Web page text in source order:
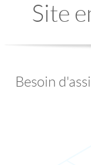
Site
Besoin